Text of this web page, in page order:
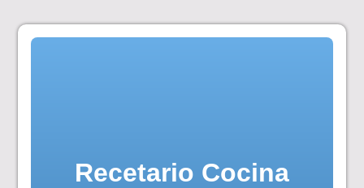
Skip
Recetario Cocina